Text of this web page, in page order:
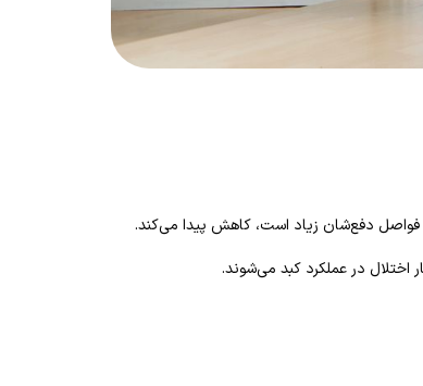
فواصل دفع‌شان زیاد است، کاهش پیدا می‌کند.
در عملکرد کبد می‌شوند.